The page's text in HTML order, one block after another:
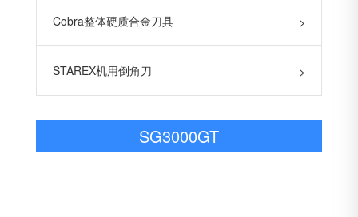
Cobra整体硬质合金刀具 >
STAREX机用倒角刀 >
SG3000GT